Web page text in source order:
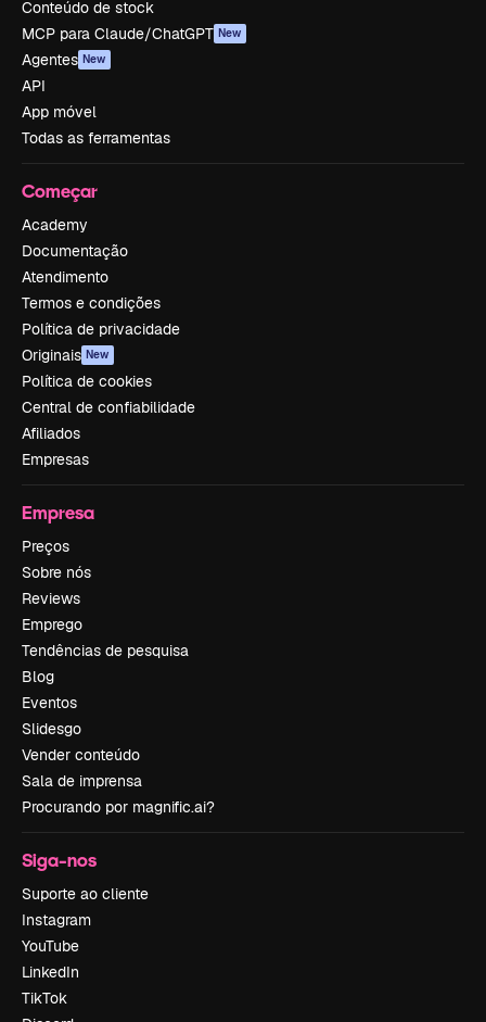
Conteúdo de stock
MCP para Claude/ChatGPT New
Agentes New
API
App móvel
Todas as ferramentas
Começar
Academy
Documentação
Atendimento
Termos e condições
Política de privacidade
Originais New
Política de cookies
Central de confiabilidade
Afiliados
Empresas
Empresa
Preços
Sobre nós
Reviews
Emprego
Tendências de pesquisa
Blog
Eventos
Slidesgo
Vender conteúdo
Sala de imprensa
Procurando por magnific.ai?
Siga-nos
Suporte ao cliente
Instagram
YouTube
LinkedIn
TikTok